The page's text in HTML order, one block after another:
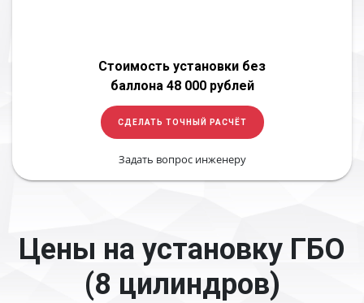
Стоимость установки без
баллона 48 000 рублей
СДЕЛАТЬ ТОЧНЫЙ РАСЧЁТ
Задать вопрос инженеру
Цены на установку ГБО
(8 цилиндров)